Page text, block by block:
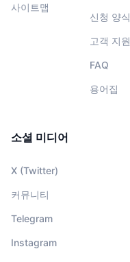
사이트맵
신청 양식
고객 지원
FAQ
용어집
소셜 미디어
X (Twitter)
커뮤니티
Telegram
Instagram